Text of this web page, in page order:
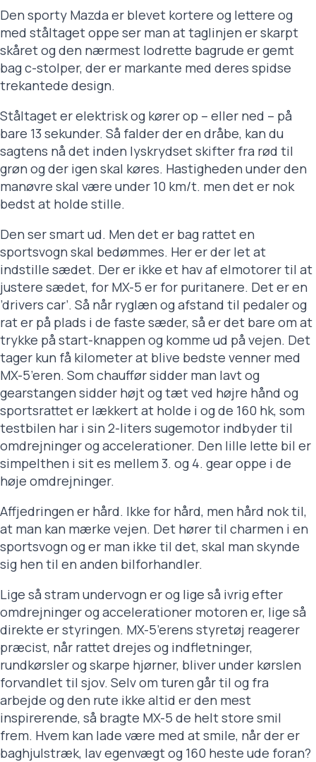
Den sporty Mazda er blevet kortere og lettere og
med ståltaget oppe ser man at taglinjen er skarpt
skåret og den nærmest lodrette bagrude er gemt
bag c-stolper, der er markante med deres spidse
trekantede design.
Ståltaget er elektrisk og kører op – eller ned – på
bare 13 sekunder. Så falder der en dråbe, kan du
sagtens nå det inden lyskrydset skifter fra rød til
grøn og der igen skal køres. Hastigheden under den
manøvre skal være under 10 km/t. men det er nok
bedst at holde stille.
Den ser smart ud. Men det er bag rattet en
sportsvogn skal bedømmes. Her er der let at
indstille sædet. Der er ikke et hav af elmotorer til at
justere sædet, for MX-5 er for puritanere. Det er en
’drivers car’. Så når ryglæn og afstand til pedaler og
rat er på plads i de faste sæder, så er det bare om at
trykke på start-knappen og komme ud på vejen. Det
tager kun få kilometer at blive bedste venner med
MX-5’eren. Som chauffør sidder man lavt og
gearstangen sidder højt og tæt ved højre hånd og
sportsrattet er lækkert at holde i og de 160 hk, som
testbilen har i sin 2-liters sugemotor indbyder til
omdrejninger og accelerationer. Den lille lette bil er
simpelthen i sit es mellem 3. og 4. gear oppe i de
høje omdrejninger.
Affjedringen er hård. Ikke for hård, men hård nok til,
at man kan mærke vejen. Det hører til charmen i en
sportsvogn og er man ikke til det, skal man skynde
sig hen til en anden bilforhandler.
Lige så stram undervogn er og lige så ivrig efter
omdrejninger og accelerationer motoren er, lige så
direkte er styringen. MX-5’erens styretøj reagerer
præcist, når rattet drejes og indfletninger,
rundkørsler og skarpe hjørner, bliver under kørslen
forvandlet til sjov. Selv om turen går til og fra
arbejde og den rute ikke altid er den mest
inspirerende, så bragte MX-5 de helt store smil
frem. Hvem kan lade være med at smile, når der er
baghjulstræk, lav egenvægt og 160 heste ude foran?